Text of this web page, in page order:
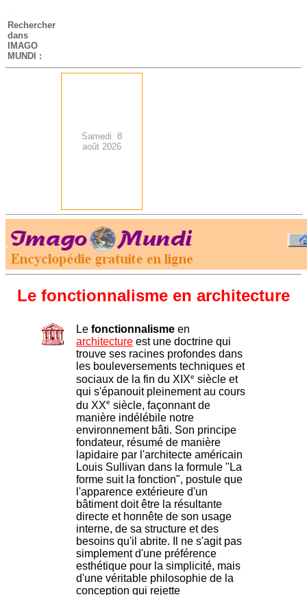
-
Rechercher
dans
IMAGO
MUNDI :
Samedi 8
août 2026
.
Le fonctionnalisme en architecture
Le fonctionnalisme en
architecture est une doctrine qui
trouve ses racines profondes dans
les bouleversements techniques et
sociaux de la fin du XIXe siècle et
qui s'épanouit pleinement au cours
du XXe siècle, façonnant de
manière indélébile notre
environnement bâti. Son principe
fondateur, résumé de manière
lapidaire par l'architecte américain
Louis Sullivan dans la formule "La
forme suit la fonction", postule que
l'apparence extérieure d'un
bâtiment doit être la résultante
directe et honnête de son usage
interne, de sa structure et des
besoins qu'il abrite. Il ne s'agit pas
simplement d'une préférence
esthétique pour la simplicité, mais
d'une véritable philosophie de la
conception qui rejette